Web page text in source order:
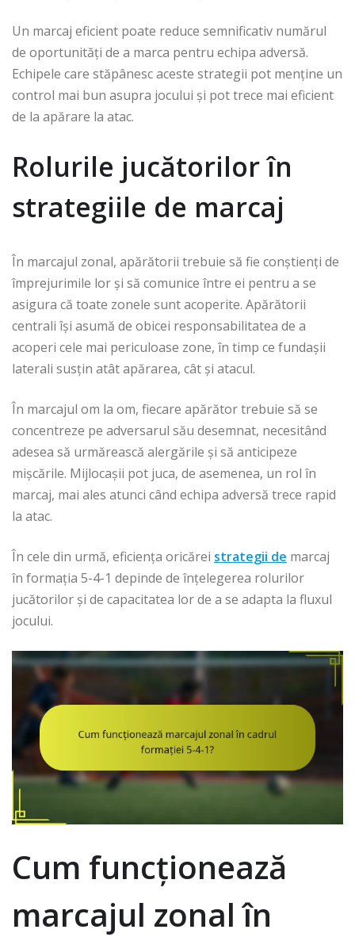
Un marcaj eficient poate reduce semnificativ numărul
de oportunități de a marca pentru echipa adversă.
Echipele care stăpânesc aceste strategii pot menține un
control mai bun asupra jocului și pot trece mai eficient
de la apărare la atac.
Rolurile jucătorilor în
strategiile de marcaj
În marcajul zonal, apărătorii trebuie să fie conștienți de
împrejurimile lor și să comunice între ei pentru a se
asigura că toate zonele sunt acoperite. Apărătorii
centrali își asumă de obicei responsabilitatea de a
acoperi cele mai periculoase zone, în timp ce fundașii
laterali susțin atât apărarea, cât și atacul.
În marcajul om la om, fiecare apărător trebuie să se
concentreze pe adversarul său desemnat, necesitând
adesea să urmărească alergările și să anticipeze
mișcările. Mijlocașii pot juca, de asemenea, un rol în
marcaj, mai ales atunci când echipa adversă trece rapid
la atac.
În cele din urmă, eficiența oricărei strategii de marcaj
în formația 5-4-1 depinde de înțelegerea rolurilor
jucătorilor și de capacitatea lor de a se adapta la fluxul
jocului.
Cum funcționează
marcajul zonal în